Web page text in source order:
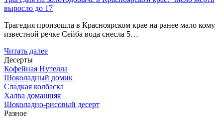
выросло до 17
Трагедия произошла в Красноярском крае на ранее мало кому
известной речке Сейба вода снесла 5…
Читать далее
Десерты
Кофейная Нутелла
Шоколадный домик
Сладкая колбаска
Халва домашняя
Шоколадно-рисовый десерт
Разное